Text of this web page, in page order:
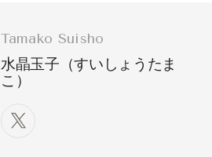
Tamako Suisho
水晶玉子（すいしょうたま
こ）